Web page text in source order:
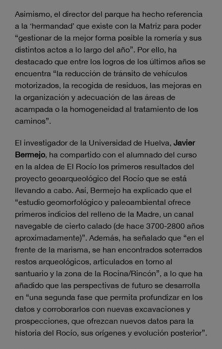
Asimismo, el director del parque ha hecho referencia
a la ‘hermandad’ que existe con la Matriz para poder
“gestionar de la mejor forma posible la romería y sus
distintos actos a lo largo del año”. Por ello, ha
destacado que entre los logros de los últimos años se
encuentra “la reducción de tránsito de vehículos
motorizados, la recogida de residuos, las mejoras en
la organización y adecuación de las áreas de
acampada o la homogeneidad al tratamiento de los
caminos”.
El investigador de la Universidad de Huelva, Javier
Bermejo, ha compartido con el alumnado del curso
en la aldea de El Rocío los primeros resultados del
proyecto geoarqueológico del Rocío que se está
llevando a cabo. Así, Bermejo ha explicado que el
“estudio geomorfológico y paleoambiental ofrece
primeros indicios del relleno de la Madre, un canal
navegable de cierto calado (de hace 3700-2800 años
aproximadamente)”. Además, ha señalado que “en el
frente de la marisma, se han encontrados soterrados
restos arqueológicos, articulados en torno al
santuario y la zona de la Rocina/Rincón”, a lo que ha
añadido que las perspectivas de futuro se desarrolla
en “una segunda fase que permita profundizar en los
datos y corroborarlos con nuevas excavaciones y
prospecciones, que ofrezcan nuevos datos para la
historia del Rocío, sus orígenes y evolución posterior”.